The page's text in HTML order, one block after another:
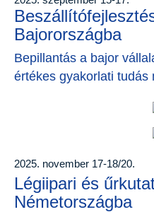
Bajorországba
Bepillantás a bajor
értékes gyakorlati tudás
2025. november 17-18/20.
Légiipari és
Németországba